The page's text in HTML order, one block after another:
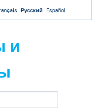
Русский Español
и